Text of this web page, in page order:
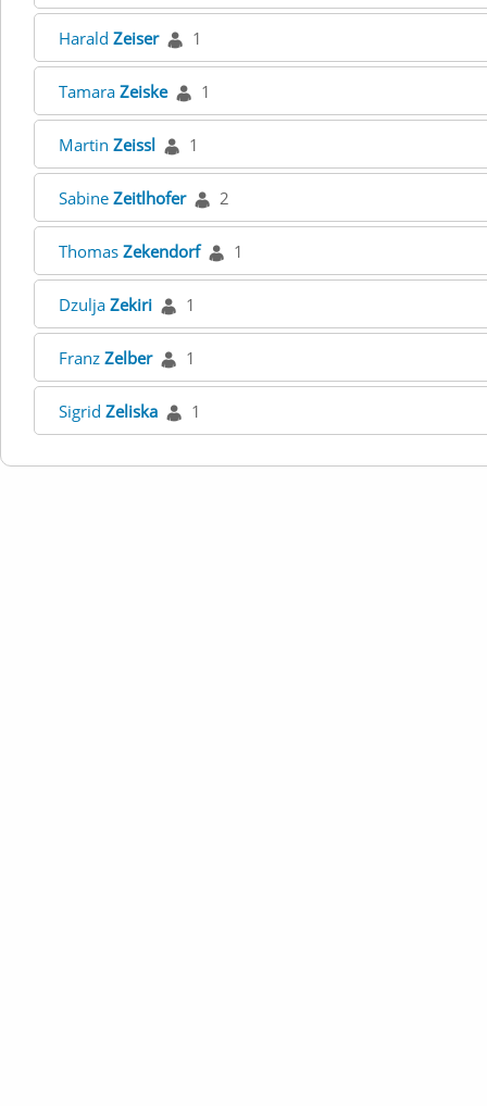
Harald Zeiser 1
Tamara Zeiske 1
Martin Zeissl 1
Sabine Zeitlhofer 2
Thomas Zekendorf 1
Dzulja Zekiri 1
Franz Zelber 1
Sigrid Zeliska 1